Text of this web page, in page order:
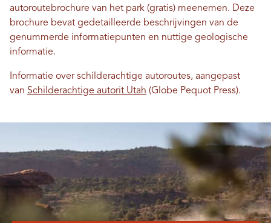
autoroutebrochure van het park (gratis) meenemen. Deze
brochure bevat gedetailleerde beschrijvingen van de
genummerde informatiepunten en nuttige geologische
informatie.
Informatie over schilderachtige autoroutes, aangepast
van Schilderachtige autorit Utah (Globe Pequot Press).